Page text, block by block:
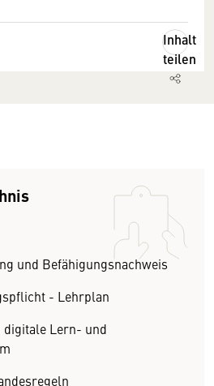
Inhalt
teilen
und Befähigungsnachweis
- Lehrplan
Lern- und